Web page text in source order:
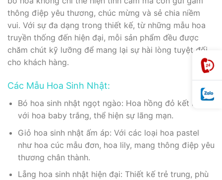
thông điệp yêu thương, chúc mừng và sẻ chia niềm
vui. Với sự đa dạng trong thiết kế, từ những mẫu hoa
truyền thống đến hiện đại, mỗi sản phẩm đều được
chăm chút kỹ lưỡng để mang lại sự hài lòng tuyệt đối
cho khách hàng.
Các Mẫu Hoa Sinh Nhật:
Bó hoa sinh nhật ngọt ngào: Hoa hồng đỏ kết hợp
với hoa baby trắng, thể hiện sự lãng mạn.
Giỏ hoa sinh nhật ấm áp: Với các loại hoa pastel
như hoa cúc mẫu đơn, hoa lily, mang thông điệp yêu
thương chân thành.
Lẵng hoa sinh nhật hiện đại: Thiết kế trẻ trung, phù